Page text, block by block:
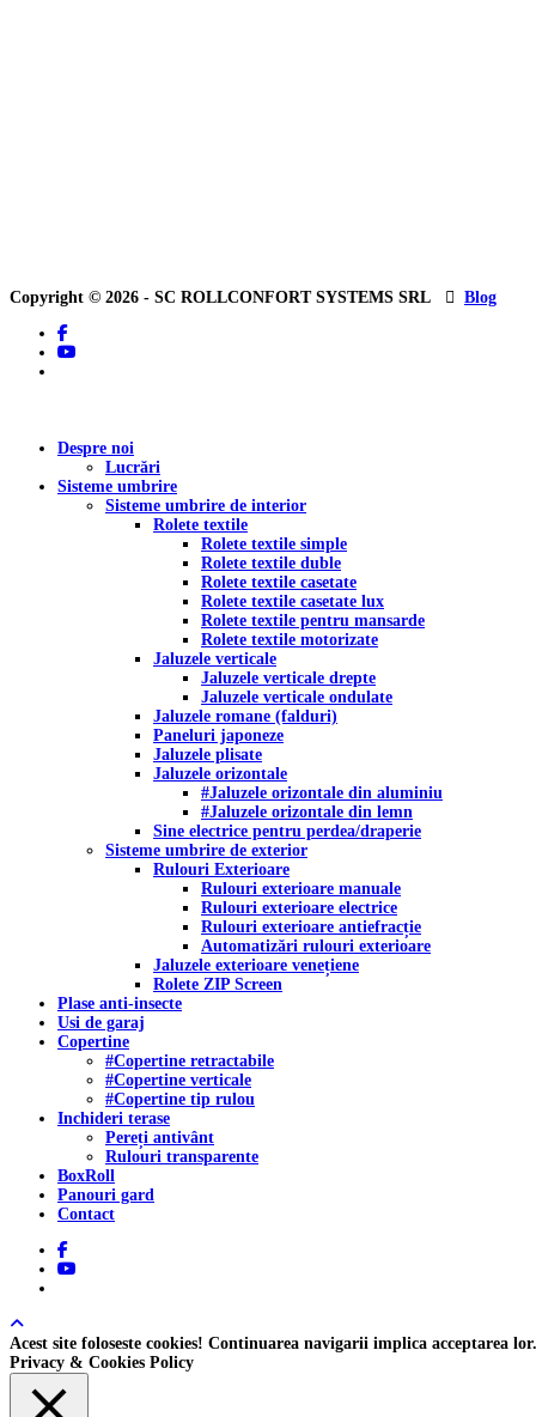
Copyright © 2026 - SC ROLLCONFORT SYSTEMS SRL
Blog
facebook
youtube
Close
Despre noi
Lucrări
Sisteme umbrire
Sisteme umbrire de interior
Rolete textile
Rolete textile simple
Rolete textile duble
Rolete textile casetate
Rolete textile casetate lux
Rolete textile pentru mansarde
Rolete textile motorizate
Jaluzele verticale
Jaluzele verticale drepte
Jaluzele verticale ondulate
Jaluzele romane (falduri)
Paneluri japoneze
Jaluzele plisate
Jaluzele orizontale
#Jaluzele orizontale din aluminiu
#Jaluzele orizontale din lemn
Sine electrice pentru perdea/draperie
Sisteme umbrire de exterior
Rulouri Exterioare
Rulouri exterioare manuale
Rulouri exterioare electrice
Rulouri exterioare antiefracție
Automatizări rulouri exterioare
Jaluzele exterioare venețiene
Rolete ZIP Screen
Plase anti-insecte
Usi de garaj
Copertine
#Copertine retractabile
#Copertine verticale
#Copertine tip rulou
Inchideri terase
Pereți antivânt
Rulouri transparente
BoxRoll
Panouri gard
Contact
facebook
youtube
Acest site foloseste cookies! Continuarea navigarii implica acceptarea lor.
Privacy & Cookies Policy